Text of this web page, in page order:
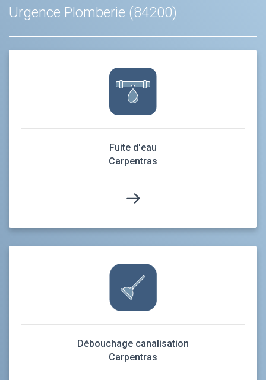
Urgence Plomberie (84200)
Fuite d'eau
Carpentras
Débouchage canalisation
Carpentras